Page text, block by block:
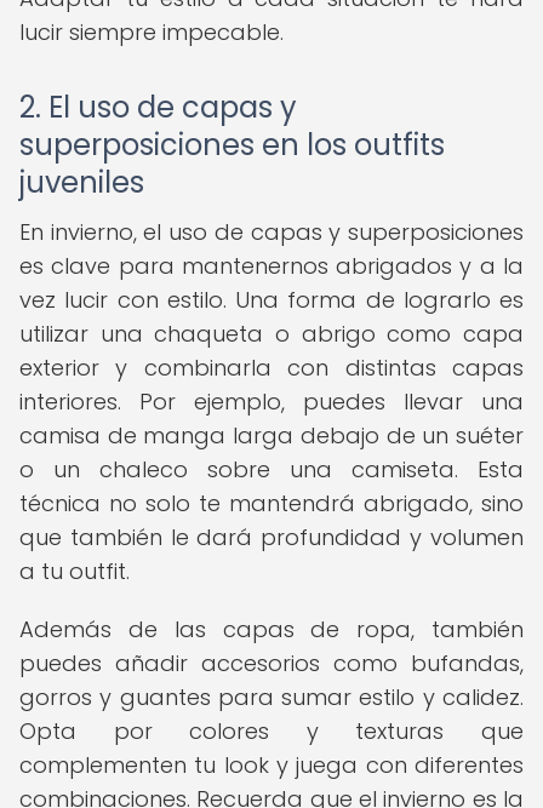
lucir siempre impecable.
2. El uso de capas y
superposiciones en los outfits
juveniles
En invierno, el uso de capas y superposiciones
es clave para mantenernos abrigados y a la
vez lucir con estilo. Una forma de lograrlo es
utilizar una chaqueta o abrigo como capa
exterior y combinarla con distintas capas
interiores. Por ejemplo, puedes llevar una
camisa de manga larga debajo de un suéter
o un chaleco sobre una camiseta. Esta
técnica no solo te mantendrá abrigado, sino
que también le dará profundidad y volumen
a tu outfit.
Además de las capas de ropa, también
puedes añadir accesorios como bufandas,
gorros y guantes para sumar estilo y calidez.
Opta por colores y texturas que
complementen tu look y juega con diferentes
combinaciones. Recuerda que el invierno es la